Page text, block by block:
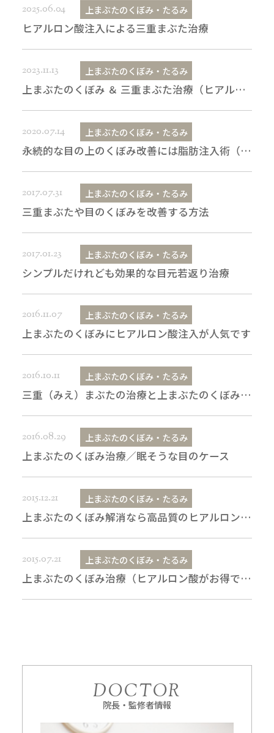
2025.06.04 上まぶたのくぼみ・たるみ
ヒアルロン酸注入による三重まぶた治療
2023.11.13 上まぶたのくぼみ・たるみ
上まぶたのくぼみ ＆ 三重まぶた治療（ヒアルロン酸注入）
2020.07.14 上まぶたのくぼみ・たるみ
永続的な目の上のくぼみ改善には脂肪注入術（コンデンスリッチ）がお勧めです
2017.07.31 上まぶたのくぼみ・たるみ
三重まぶたや目のくぼみを改善する方法
2017.01.23 上まぶたのくぼみ・たるみ
シンプルだけれども効果的な目元若返り治療
2016.11.07 上まぶたのくぼみ・たるみ
上まぶたのくぼみにヒアルロン酸注入が人気です
2016.10.11 上まぶたのくぼみ・たるみ
三重（みえ）まぶたの治療と上まぶたのくぼみ・たるみ
2016.08.29 上まぶたのくぼみ・たるみ
上まぶたのくぼみ治療／眠そうな目のケース
2015.12.21 上まぶたのくぼみ・たるみ
上まぶたのくぼみ解消なら高品質のヒアルロン酸注入
2015.07.21 上まぶたのくぼみ・たるみ
上まぶたのくぼみ治療（ヒアルロン酸がお得です）
DOCTOR
院長・監修者情報